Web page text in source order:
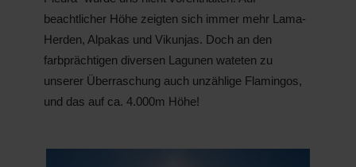
beachtlicher Höhe zeigten sich immer mehr Lama-
Herden, Alpakas und Vikunjas. Doch an den
farbprächtigen diversen Lagunen wateten zu
unserer Überraschung auch unzählige Flamingos,
und das auf ca. 4.000m Höhe!